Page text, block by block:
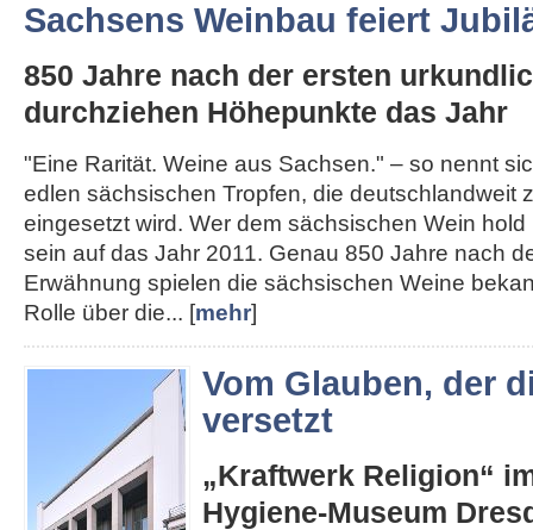
Sachsens Weinbau feiert
850 Jahre nach der ersten
durchziehen Höhepunkte das Jahr
"Eine Rarität. Weine aus Sachsen." – so nennt
edlen sächsischen Tropfen, die deutschlandweit
eingesetzt wird. Wer dem sächsischen Wein
sein auf das Jahr 2011. Genau 850 Jahre nach
Erwähnung spielen die sächsischen Weine
Rolle über die... [mehr]
Vom Glauben, der
versetzt
„Kraftwerk Religion“
Hygiene-Museum